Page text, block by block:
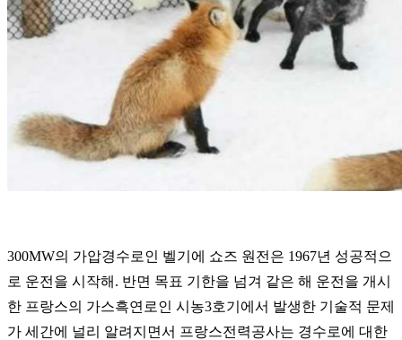
300MW의 가압경수로인 벨기에 쇼즈 원전은 1967년 성공적으
로 운전을 시작해. 반면 목표 기한을 넘겨 같은 해 운전을 개시
한 프랑스의 가스흑연로인 시농3호기에서 발생한 기술적 문제
가 세간에 널리 알려지면서 프랑스전력공사는 경수로에 대한